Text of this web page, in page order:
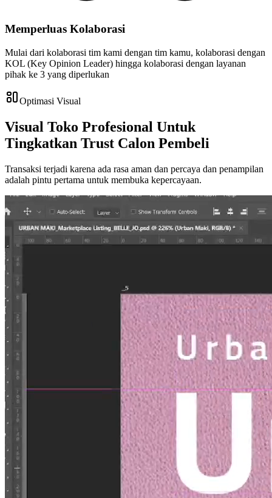
Memperluas Kolaborasi
Mulai dari kolaborasi tim kami dengan tim kamu, kolaborasi dengan
KOL (Key Opinion Leader) hingga kolaborasi dengan layanan
pihak ke 3 yang diperlukan
Optimasi Visual
Visual Toko Profesional Untuk
Tingkatkan Trust Calon Pembeli
Transaksi terjadi karena ada rasa aman dan percaya dan penampilan
adalah pintu pertama untuk membuka kepercayaan.